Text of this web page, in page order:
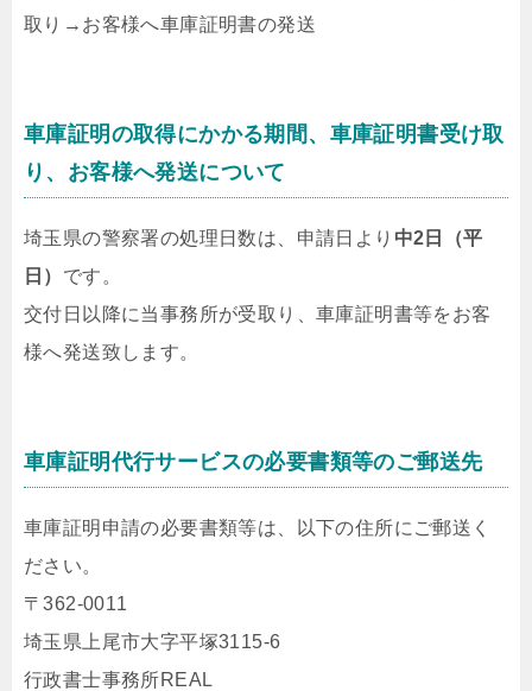
取り → お客様へ車庫証明書の発送
車庫証明の取得にかかる期間、車庫証明書受け取
り、お客様へ発送について
埼玉県の警察署の処理日数は、申請日より 中2日（平
日） です。
交付日以降に当事務所が受取り、車庫証明書等をお客
様へ発送致します。
車庫証明代行サービスの必要書類等のご郵送先
車庫証明申請の必要書類等は、以下の住所にご郵送く
ださい。
〒362-0011
埼玉県上尾市大字平塚3115-6
行政書士事務所REAL